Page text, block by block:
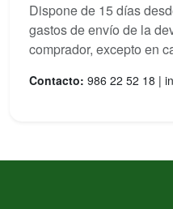
Dispone de 15 días
gastos de envío de la
comprador, excepto en
Contacto: 986 22 52 18 |